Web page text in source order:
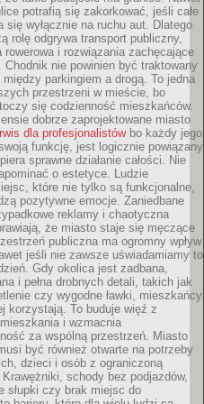
potrafią się zakorkować, jeśli całe
się wyłącznie na ruchu aut. Dlatego
rolę odgrywa transport publiczny,
rowerowa i rozwiązania zachęcające
Chodnik nie powinien być traktowany
parkingiem a drogą. To jedna
przestrzeni w mieście, bo
się codzienność mieszkańców.
dobrze zaprojektowane miasto
dla profesjonalistówbo każdy jego
funkcję, jest logicznie powiązany
sprawne działanie całości. Nie
o estetyce. Ludzie
które nie tylko są funkcjonalne,
pozytywne emocje. Zaniedbane
reklamy i chaotyczna
że miasto staje się męczące
publiczna ma ogromny wpływ
jeśli nie zawsze uświadamiamy to
Gdy okolica jest zadbana,
i pełna drobnych detali, takich jak
czy wygodne ławki, mieszkańcy
korzystają. To buduje więź z
i wzmacnia
za wspólną przestrzeń. Miasto
być również otwarte na potrzeby
dzieci i osób z ograniczoną
schody bez podjazdów,
słupki czy brak miejsc do